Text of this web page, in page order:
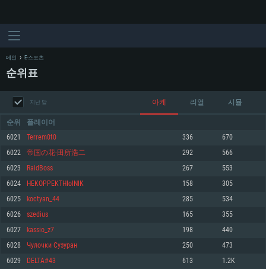
최소사양
운영체제: Windows 10 (64 bit)
프로세서: 2.2 GHz 듀얼코어 이상
최소사양
운영체제: Mac OS Big Sur 11.0
프로세서: 최소 2.2 GHz의 Core i5 (Intel Xeon 은 지원하지 않습니다)
최소사양
운영체제: 64bit Linux 중 최신 버전
프로세서: 2.4 GHz 듀얼코어
메인 E-스포츠
순위표
지난 달 아케 리얼 시뮬
순위 플레이어
6021 Terrem0t0 336 670
6022 帝国の花-田所浩二 292 566
6023 RaidBoss 267 553
6024 HEKOPPEKTHIoINIK 158 305
6025 koctyan_44 285 534
6026 szedius 165 355
6027 kassio_z7 198 440
6028 Чулочки Сузуран 250 473
6029 DELTA#43 613 1.2K